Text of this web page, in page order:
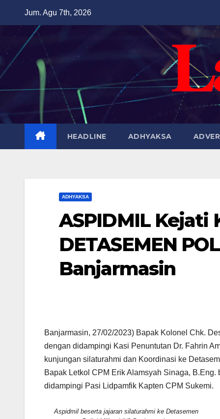
Jum. Agu 7th, 2026
HEADLINE ADHYAKSA
ADHYAKSA
ASPIDMIL Kejati
DETASEMEN
Banjarmasin
Banjarmasin, 27/02/2023) Bapak Kolonel Chk.
dengan didampingi Kasi Penuntutan Dr. Fahrin
kunjungan silaturahmi dan Koordinasi ke
Bapak Letkol CPM Erik Alamsyah Sinaga,
didampingi Pasi Lidpamfik Kapten CPM Sukemi.
Aspidmil beserta jajaran silaturahmi ke Detasemen